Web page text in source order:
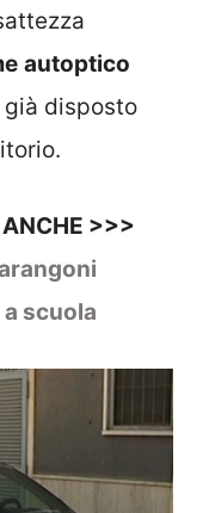
autoptico
già disposto
ANCHE >>>
scuola